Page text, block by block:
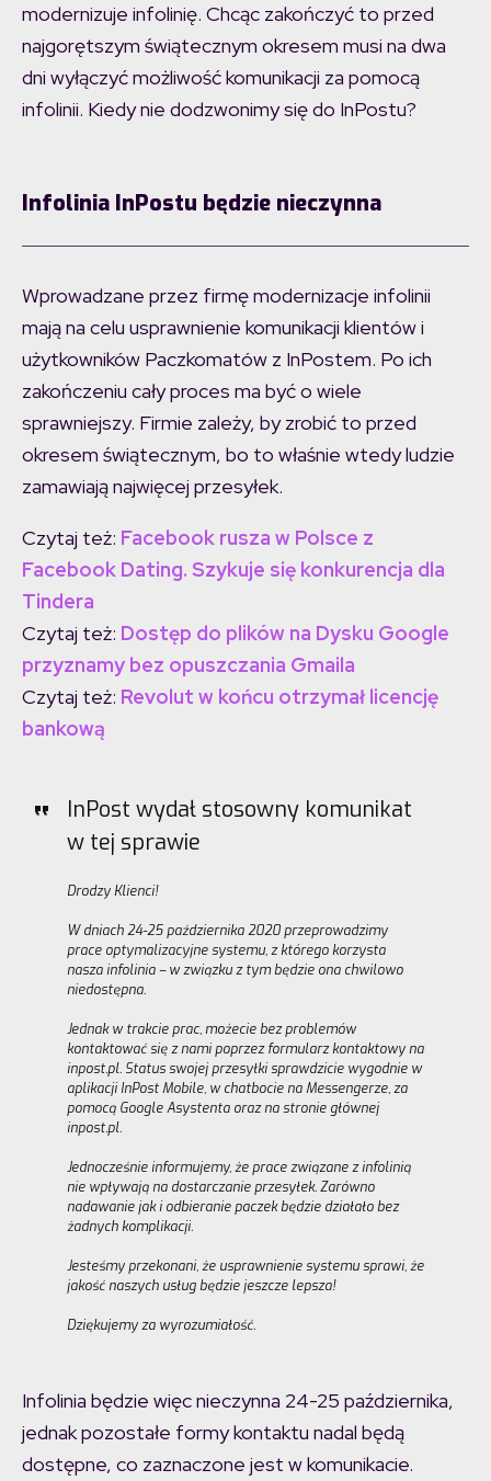
modernizuje infolinię. Chcąc zakończyć to przed
najgorętszym świątecznym okresem musi na dwa
dni wyłączyć możliwość komunikacji za pomocą
infolinii. Kiedy nie dodzwonimy się do InPostu?
Infolinia InPostu będzie nieczynna
Wprowadzane przez firmę modernizacje infolinii
mają na celu usprawnienie komunikacji klientów i
użytkowników Paczkomatów z InPostem. Po ich
zakończeniu cały proces ma być o wiele
sprawniejszy. Firmie zależy, by zrobić to przed
okresem świątecznym, bo to właśnie wtedy ludzie
zamawiają najwięcej przesyłek.
Czytaj też: Facebook rusza w Polsce z
Facebook Dating. Szykuje się konkurencja dla
Tindera
Czytaj też: Dostęp do plików na Dysku Google
przyznamy bez opuszczania Gmaila
Czytaj też: Revolut w końcu otrzymał licencję
bankową
InPost wydał stosowny komunikat
w tej sprawie
Drodzy Klienci!
W dniach 24-25 października 2020 przeprowadzimy
prace optymalizacyjne systemu, z którego korzysta
nasza infolinia – w związku z tym będzie ona chwilowo
niedostępna.
Jednak w trakcie prac, możecie bez problemów
kontaktować się z nami poprzez formularz kontaktowy na
inpost.pl. Status swojej przesyłki sprawdzicie wygodnie w
aplikacji InPost Mobile, w chatbocie na Messengerze, za
pomocą Google Asystenta oraz na stronie głównej
inpost.pl.
Jednocześnie informujemy, że prace związane z infolinią
nie wpływają na dostarczanie przesyłek. Zarówno
nadawanie jak i odbieranie paczek będzie działało bez
żadnych komplikacji.
Jesteśmy przekonani, że usprawnienie systemu sprawi, że
jakość naszych usług będzie jeszcze lepsza!
Dziękujemy za wyrozumiałość.
Infolinia będzie więc nieczynna 24-25 października,
jednak pozostałe formy kontaktu nadal będą
dostępne, co zaznaczone jest w komunikacie.